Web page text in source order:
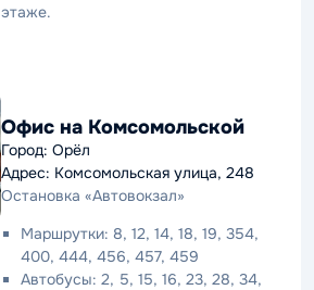
этаже.
Офис на Комсомольской
Город: Орёл
Адрес: Комсомольская улица, 248
Остановка «Автовокзал»
Маршрутки: 8, 12, 14, 18, 19, 354,
400, 444, 456, 457, 459
Автобусы: 2, 5, 15, 16, 23, 28, 34,